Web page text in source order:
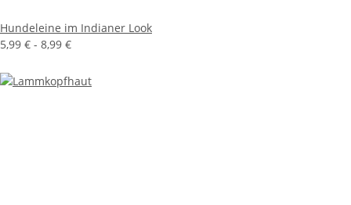
Hundeleine im Indianer Look
5,99 € - 8,99 €